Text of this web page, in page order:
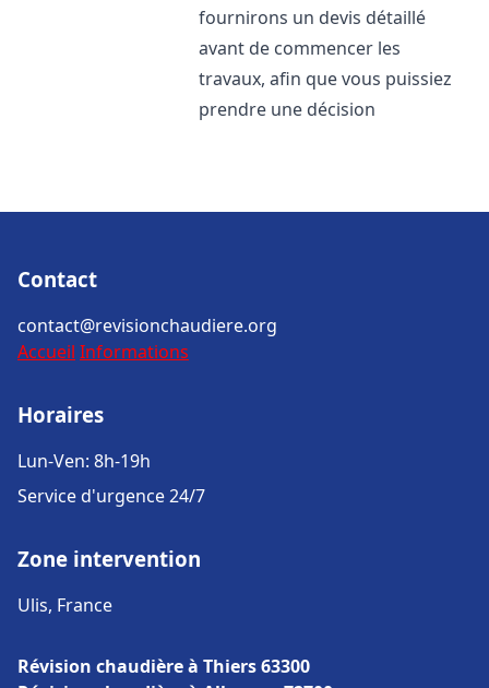
fournirons un devis détaillé
avant de commencer les
travaux, afin que vous puissiez
prendre une décision
Contact
contact@revisionchaudiere.org
Accueil Informations
Horaires
Lun-Ven: 8h-19h
Service d'urgence 24/7
Zone intervention
Ulis, France
Révision chaudière à Thiers 63300